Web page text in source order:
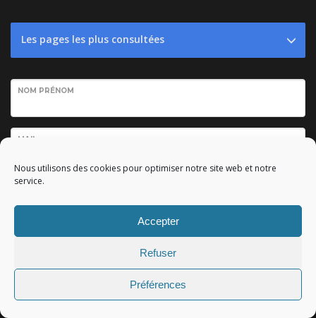
Nous utilisons des cookies pour optimiser notre site web et notre
service.
Accepter
Refuser
Préférences
Les pages les plus consultées
NOM PRÉNOM
MAIL
VOTRE DEMANDE